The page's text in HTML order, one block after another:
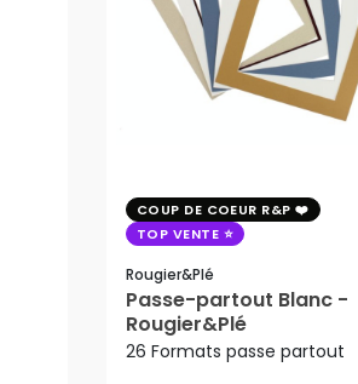
COUP DE COEUR R&P
TOP VENTE
Rougier&plé
Passe-partout Blanc -
Rougier&Plé
26 Formats passe partout
2,85 €